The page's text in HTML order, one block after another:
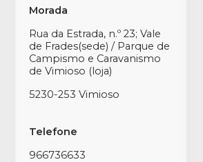
Morada
Rua da Estrada, n.º 23; Vale
de Frades(sede) / Parque de
Campismo e Caravanismo
de Vimioso (loja)
5230-253 Vimioso
Telefone
966736633